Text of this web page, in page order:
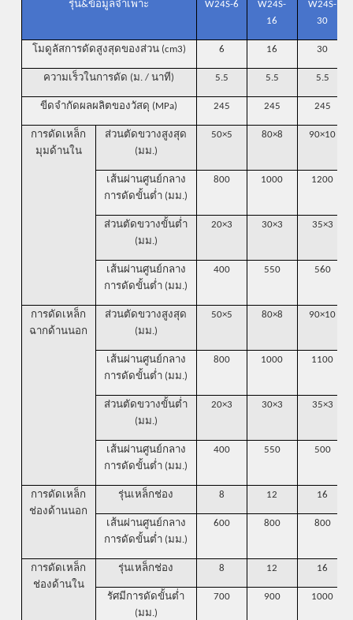
รุ่น&ข้อมูลจำเพาะ W24S-6
W24S-
16
W24S-
30
โมดูลัสการดัดสูงสุดของส่วน (cm3) 6 16 30
ความเร็วในการดัด (ม. / นาที) 5.5 5.5 5.5
ขีดจำกัดผลผลิตของวัสดุ (MPa) 245 245 245
การดัดเหล็ก
มุมด้านใน
ส่วนตัดขวางสูงสุด
(มม.)
50×5 80×8 90×10
เส้นผ่านศูนย์กลาง
การดัดขั้นต่ำ (มม.)
800 1000 1200
ส่วนตัดขวางขั้นต่ำ
(มม.)
20×3 30×3 35×3
เส้นผ่านศูนย์กลาง
การดัดขั้นต่ำ (มม.)
400 550 560
การดัดเหล็ก
ฉากด้านนอก
ส่วนตัดขวางสูงสุด
(มม.)
50×5 80×8 90×10
เส้นผ่านศูนย์กลาง
การดัดขั้นต่ำ (มม.)
800 1000 1100
ส่วนตัดขวางขั้นต่ำ
(มม.)
20×3 30×3 35×3
เส้นผ่านศูนย์กลาง
การดัดขั้นต่ำ (มม.)
400 550 500
การดัดเหล็ก
ช่องด้านนอก
รุ่นเหล็กช่อง 8 12 16
เส้นผ่านศูนย์กลาง
การดัดขั้นต่ำ (มม.)
600 800 800
การดัดเหล็ก
ช่องด้านใน
รุ่นเหล็กช่อง 8 12 16
รัศมีการดัดขั้นต่ำ
(มม.)
700 900 1000